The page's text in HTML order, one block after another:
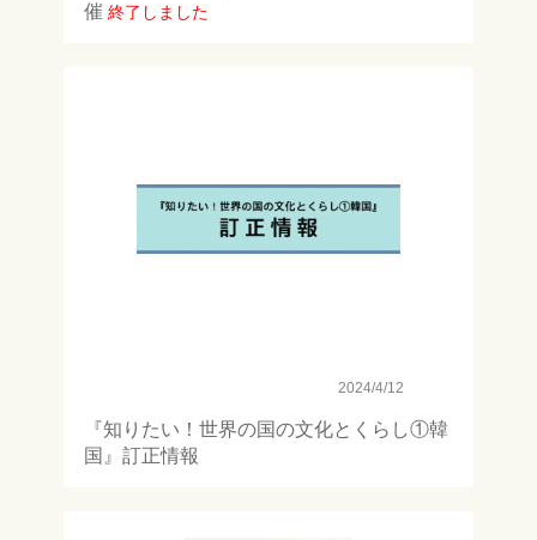
催 終了しました
2024/4/12
『知りたい！世界の国の文化とくらし①韓
国』訂正情報